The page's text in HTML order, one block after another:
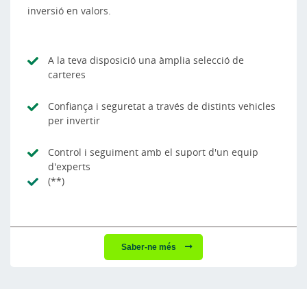
inversió en valors.
A la teva disposició una àmplia selecció de
carteres
Confiança i seguretat a través de distints vehicles
per invertir
Control i seguiment amb el suport d'un equip
d'experts
(**)
Saber-ne més